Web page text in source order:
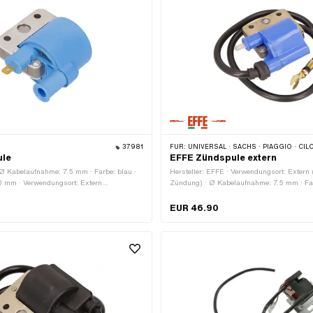
Ausf. der Sachs OEM-Nr.:
OEM-Nr.: 0265 132 100 · Sachs
001
37981
Kabelaufnahme: 7.5 mm · Farbe: blau ·
· Verwendungsort: Extern
& Muttern · Anzahl
FÜR: UNIVERSAL · SACHS · PIAGGIO · CILO ·
EFFE Zündspule extern
Hersteller: EFFE · Verwendungsort:
Zündung) · Ø Kabelaufnahme: 7.5 mm ·
Befestigungsart: Schrauben · Anzahl
EUR 46.90